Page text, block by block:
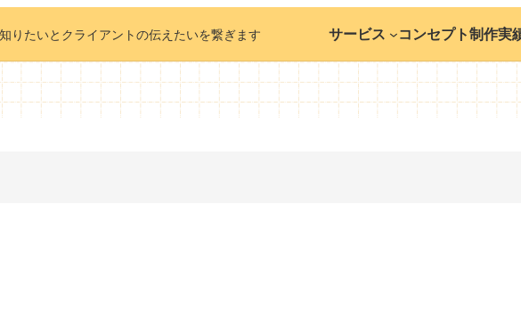
りたいとクライアントの伝えたいを繋ぎます サービス コンセプト制作実